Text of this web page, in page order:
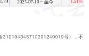
310104345710301240019号），不